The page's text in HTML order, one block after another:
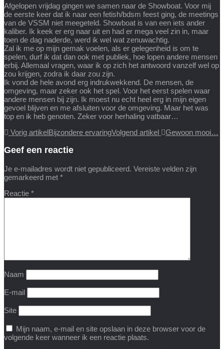
Afgelopen vrijdag gingen we samen naar de Showboat. Voor mij
de eerste keer dat ik naar een fetish/bdsm feest ging, de meetings
van de VSSM niet meegeteld. Showboat is van een iets ander
kaliber. Ik keek er erg naar uit en had er mega veel zin in, maar
toen de dag naderde, werd ik wel wat zenuwachtig.
Zal ik me op mijn gemak voelen, als er gelegenheid is om te
spelen, durf ik dat dan ook met publiek, hoe lopen andere mensen
erbij. Allemaal vragen, waar ik op zich het antwoord vanzelf wel op
zou krijgen, zodra ik daar zou zijn.
Ik vond de hele avond erg indrukwekkend. De mensen, de
omgeving, maar zeker ook het spel. Voor het eerst spelen waar
andere mensen bij zijn. Ik moest nu echt heel erg in mijn eigen
gevoel blijven en me afsluiten voor de omgeving. Maar het was
top en ik heb genoten. Zeker voor herhaling vatbaar…
Vorig artikelBijzondere ervaringVolgend artikel Gewoon mooi…
Geef een reactie
Je e-mailadres wordt niet gepubliceerd. Vereiste velden zijn
gemarkeerd met *
Reactie *
Naam
E-mail
Site
Mijn naam, e-mail en site opslaan in deze browser voor de
volgende keer wanneer ik een reactie plaats.